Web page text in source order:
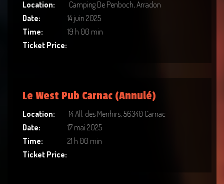
Location:
Camping De Penboch, Arradon
Date:
14 juin 2025
Time:
19 h 00 min
Ticket Price:
Le West Pub Carnac (Annulé)
Location:
14 All. des Menhirs, 56340 Carnac
Date:
17 mai 2025
Time:
21 h 00 min
Ticket Price: